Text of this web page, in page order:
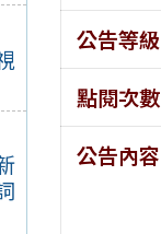
公告等級
點閱次數
公告內容